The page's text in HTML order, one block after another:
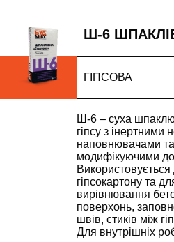
Ш-6
ГІПСОВА
Ш-6 – суха
гіпсу з інертними
наповнювачами
модифікуючими
гіпсокартону та
вирівнювання
поверхонь,
швів, стиків між
Для внутрішніх